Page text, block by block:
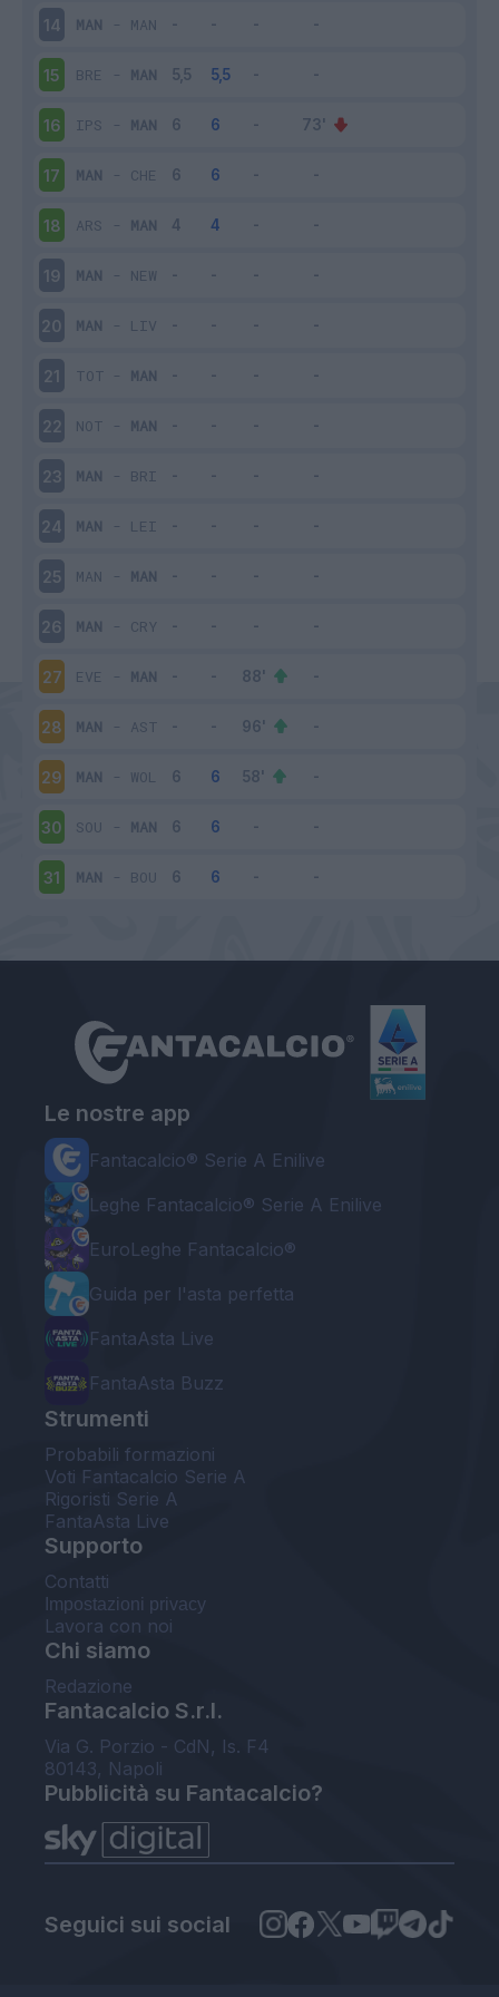
14 MAN - MAN
15 BRE - MAN
16 IPS - MAN
17 MAN - CHE
18 ARS - MAN
19 MAN - NEW
20 MAN - LIV
21 TOT - MAN
22 NOT - MAN
23 MAN - BRI
24 MAN - LEI
25 MAN - MAN
26 MAN - CRY
27 EVE - MAN
28 MAN - AST
29 MAN - WOL
30 SOU - MAN
31 MAN - BOU
Le nostre app
Fantacalcio® Serie A Enilive
Leghe Fantacalcio® Serie A Enilive
EuroLeghe Fantacalcio®
Guida per l'asta perfetta
FantaAsta Live
FantaAsta Buzz
Strumenti
Probabili formazioni
Voti Fantacalcio Serie A
Rigoristi Serie A
FantaAsta Live
Supporto
Contatti
Impostazioni privacy
Lavora con noi
Chi siamo
Redazione
Fantacalcio S.r.l.
Via G. Porzio - CdN, Is. F4
80143, Napoli
Pubblicità su Fantacalcio?
Seguici sui social